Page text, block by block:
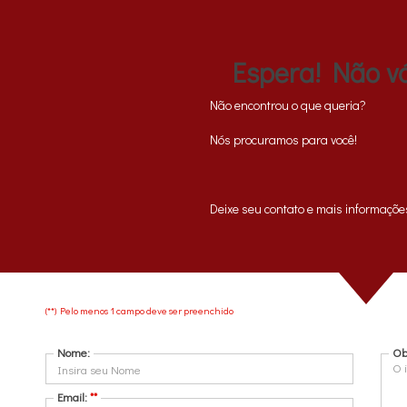
O que você precisa?
Espera! Não
Não encontrou o que queria?
Nós procuramos para você!
Deixe seu contato e mais
(**) Pelo menos 1 campo deve ser preenchido
Nome:
Email:**